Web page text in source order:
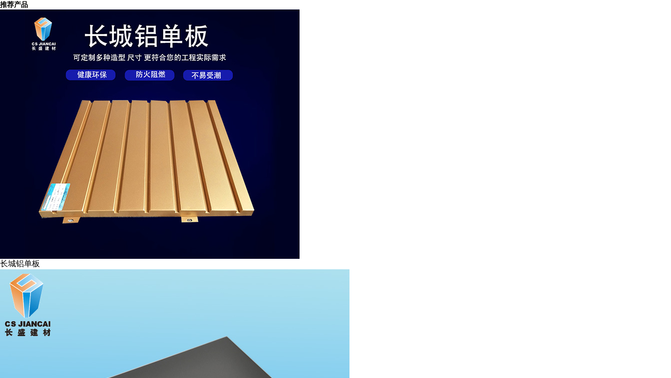
推荐产品
长城铝单板